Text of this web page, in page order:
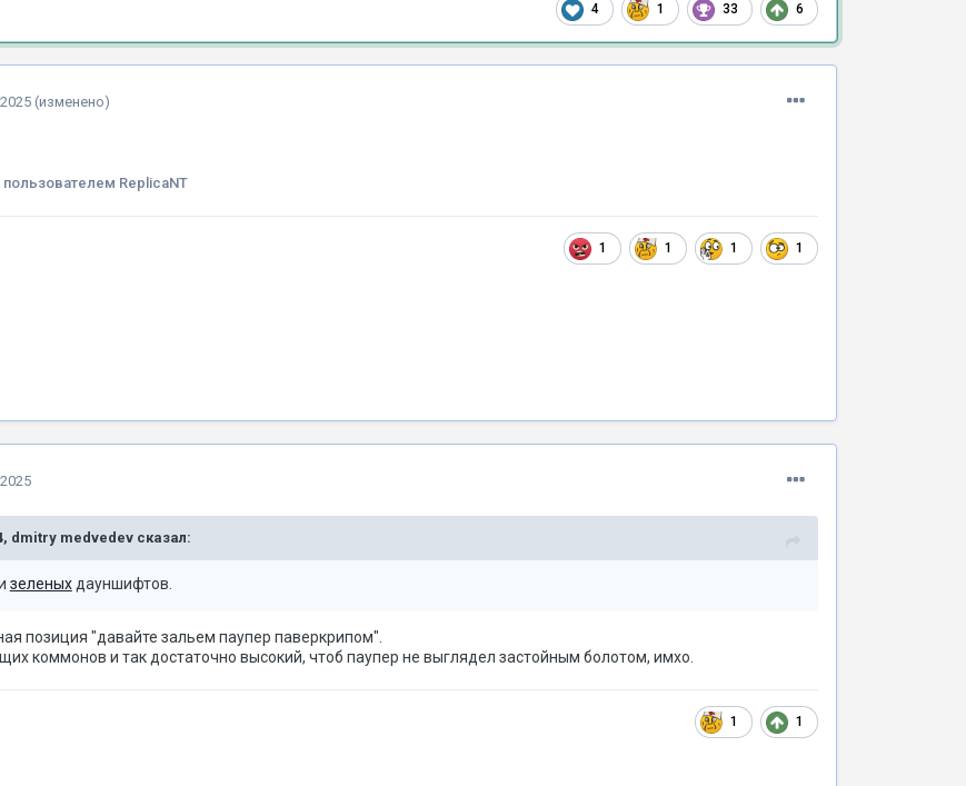
4 1 33 6
(изменено)
пользователем ReplicaNT
1 1 1 1
dmitry medvedevсказал:
зеленыхдауншифтов.
позиция "давайте зальем паупер паверкрипом".
коммонов и так достаточно высокий, чтоб паупер не выглядел застойным болотом, имхо.
1 1